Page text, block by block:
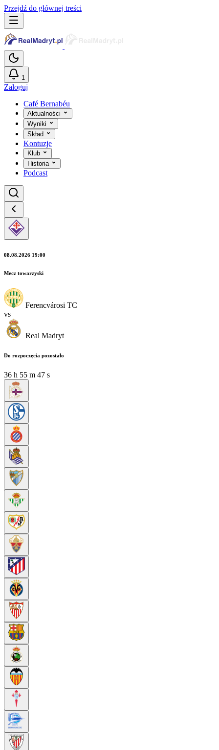
Przejdź do głównej treści
1
Zaloguj
Café Bernabéu
Aktualności
Wyniki
Skład
Kontuzje
Klub
Historia
Podcast
08.08.2026 19:00
Mecz towarzyski
Ferencvárosi TC
vs
Real Madryt
Do rozpoczęcia pozostało
36 h 55 m 46 s